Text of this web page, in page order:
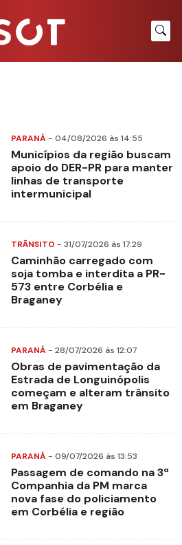
PARANÁ - 04/08/2026 às 14:55
Municípios da região buscam
apoio do DER-PR para manter
linhas de transporte
intermunicipal
TRÂNSITO - 31/07/2026 às 17:29
Caminhão carregado com
soja tomba e interdita a PR-
573 entre Corbélia e
Braganey
PARANÁ - 28/07/2026 às 12:07
Obras de pavimentação da
Estrada de Longuinópolis
começam e alteram trânsito
em Braganey
PARANÁ - 09/07/2026 às 13:53
Passagem de comando na 3ª
Companhia da PM marca
nova fase do policiamento
em Corbélia e região